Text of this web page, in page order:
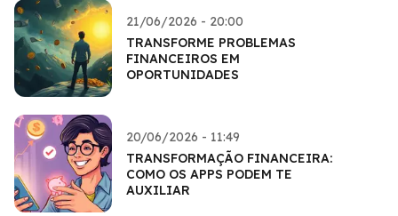
21/06/2026 - 20:00
TRANSFORME PROBLEMAS
FINANCEIROS EM
OPORTUNIDADES
20/06/2026 - 11:49
TRANSFORMAÇÃO FINANCEIRA:
COMO OS APPS PODEM TE
AUXILIAR